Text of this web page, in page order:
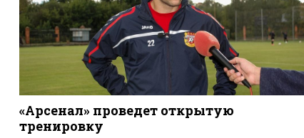
«Арсенал» проведет открытую
тренировку